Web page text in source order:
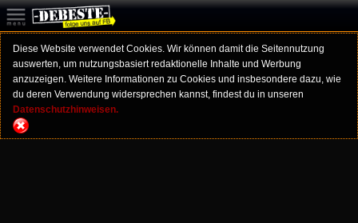
Diese Website verwendet Cookies. Wir können damit die Seitennutzung
auswerten, um nutzungsbasiert redaktionelle Inhalte und Werbung
anzuzeigen. Weitere Informationen zu Cookies und insbesondere dazu, wie
du deren Verwendung widersprechen kannst, findest du in unseren
Datenschutzhinweisen.